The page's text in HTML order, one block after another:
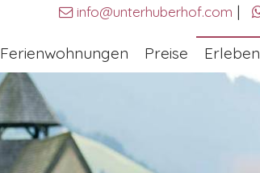
info@unterhuberhof.com |
Ferienwohnungen Preise Erleben